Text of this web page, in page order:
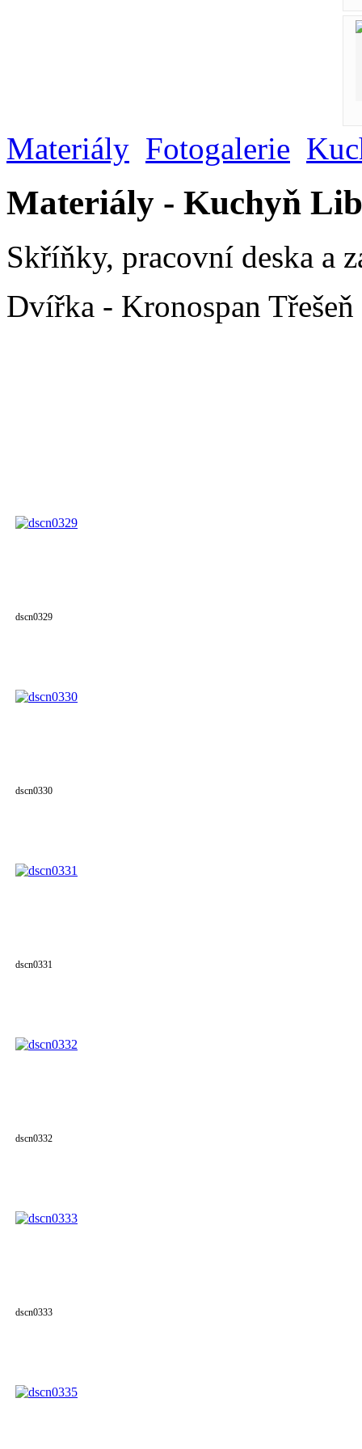
Materiály Fotogalerie
Materiály - Kuchyň
Skříňky, pracovní deska a
Dvířka - Kronospan Třešeň
dscn0329
dscn0330
dscn0331
dscn0332
dscn0333